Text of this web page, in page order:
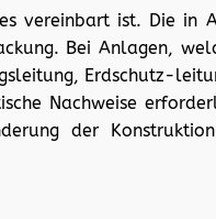
vereinbart ist. Die in
Bei Anlagen,
Erdschutz-
Nachweise
der